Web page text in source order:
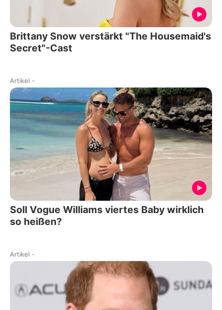
Brittany Snow verstärkt "The Housemaid's
Secret"-Cast
Artikel -
Soll Vogue Williams viertes Baby wirklich
so heißen?
Artikel -